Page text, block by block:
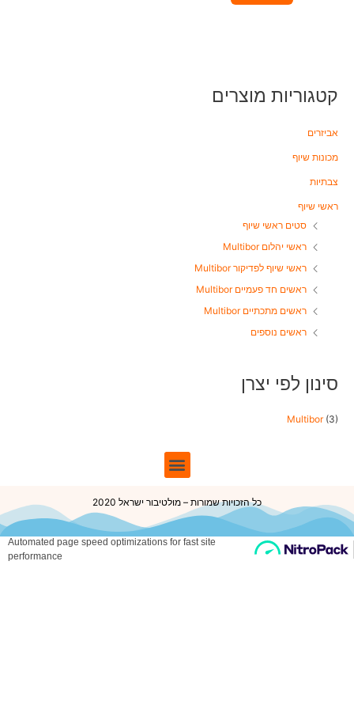
קטגוריות מוצרים
אביזרים
מכונות שיוף
צבתיות
ראשי שיוף
סטים ראשי שיוף
ראשי יהלום Multibor
ראשי שיוף לפדיקור Multibor
ראשים חד פעמיים Multibor
ראשים מתכתיים Multibor
ראשים נוספים
סינון לפי יצרן
Multibor (3)
מ
כל הזכויות שמורות – מולטיבור ישראל 2020